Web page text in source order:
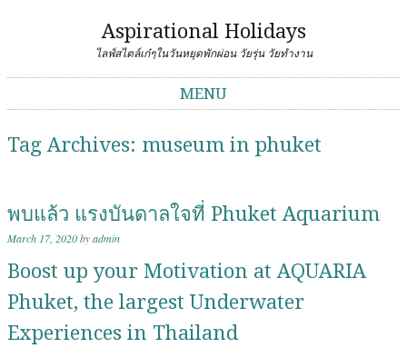
Aspirational Holidays
ไลฟ์สไตล์เก๋ๆในวันหยุดพักผ่อน วัยรุ่น วัยทำงาน
MENU
Tag Archives: museum in phuket
พบแล้ว แรงบันดาลใจที่ Phuket Aquarium
March 17, 2020byadmin
Boost up your Motivation at AQUARIA
Phuket, the largest Underwater
Experiences in Thailand